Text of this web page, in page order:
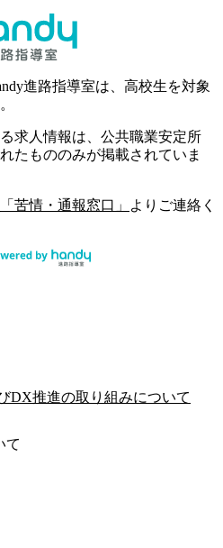
進路指導室は、高校生を対象
求人情報は、公共職業安定所
たもののみが掲載されていま
「苦情・通報窓口」
よりご連絡く
DX推進の取り組みについて
て